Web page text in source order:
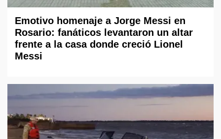
Emotivo homenaje a Jorge Messi en
Rosario: fanáticos levantaron un altar
frente a la casa donde creció Lionel
Messi